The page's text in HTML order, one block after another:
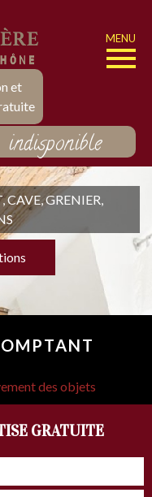
et
MENU
indisponible
CAVE, GRENIER,
des objets
GRATUITE